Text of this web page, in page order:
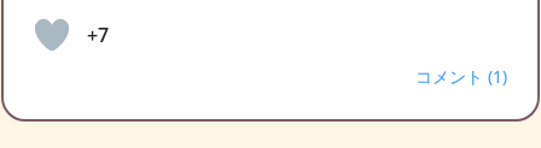
+7
コメント (1)